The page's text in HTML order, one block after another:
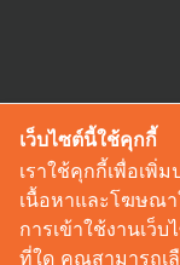
เว็บไซต์นี้ใช้คุกกี้
เราใช้คุกกี้เพื่อเพิ่
เนื้อหาและโฆษณา
การเข้าใช้งานเว็
ที่ใด คุณสามารถเ